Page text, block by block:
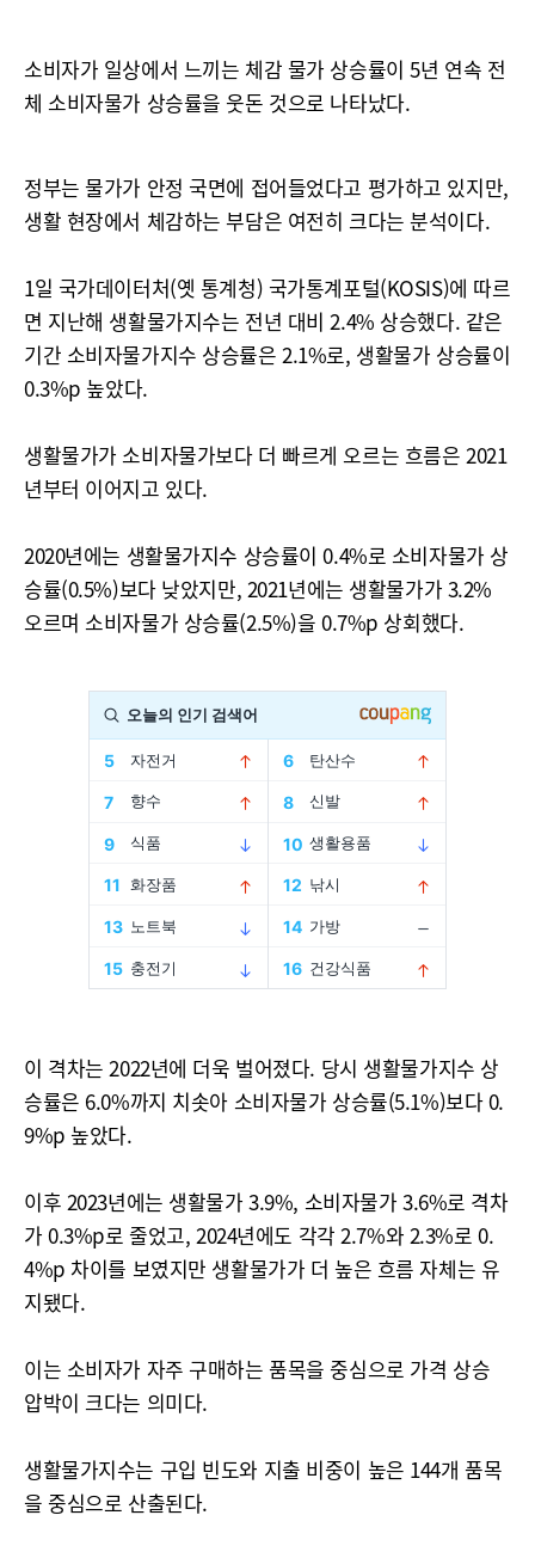
소비자가 일상에서 느끼는 체감 물가 상승률이 5년 연속 전
체 소비자물가 상승률을 웃돈 것으로 나타났다.
정부는 물가가 안정 국면에 접어들었다고 평가하고 있지만,
생활 현장에서 체감하는 부담은 여전히 크다는 분석이다.
1일 국가데이터처(옛 통계청) 국가통계포털(KOSIS)에 따르
면 지난해 생활물가지수는 전년 대비 2.4% 상승했다. 같은
기간 소비자물가지수 상승률은 2.1%로, 생활물가 상승률이
0.3%p 높았다.
생활물가가 소비자물가보다 더 빠르게 오르는 흐름은 2021
년부터 이어지고 있다.
2020년에는 생활물가지수 상승률이 0.4%로 소비자물가 상
승률(0.5%)보다 낮았지만, 2021년에는 생활물가가 3.2%
오르며 소비자물가 상승률(2.5%)을 0.7%p 상회했다.
이 격차는 2022년에 더욱 벌어졌다. 당시 생활물가지수 상
승률은 6.0%까지 치솟아 소비자물가 상승률(5.1%)보다 0.
9%p 높았다.
이후 2023년에는 생활물가 3.9%, 소비자물가 3.6%로 격차
가 0.3%p로 줄었고, 2024년에도 각각 2.7%와 2.3%로 0.
4%p 차이를 보였지만 생활물가가 더 높은 흐름 자체는 유
지됐다.
이는 소비자가 자주 구매하는 품목을 중심으로 가격 상승
압박이 크다는 의미다.
생활물가지수는 구입 빈도와 지출 비중이 높은 144개 품목
을 중심으로 산출된다.